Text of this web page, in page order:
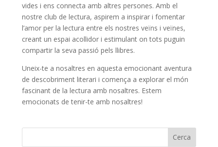
vides i ens connecta amb altres persones. Amb el
nostre club de lectura, aspirem a inspirar i fomentar
l’amor per la lectura entre els nostres veïns i veïnes,
creant un espai acollidor i estimulant on tots puguin
compartir la seva passió pels llibres.
Uneix-te a nosaltres en aquesta emocionant aventura
de descobriment literari i comença a explorar el món
fascinant de la lectura amb nosaltres. Estem
emocionats de tenir-te amb nosaltres!
Cerca